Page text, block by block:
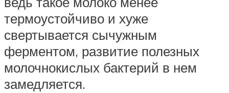
термоустойчиво и хуже
свертывается сычужным
ферментом, развитие полезных
молочнокислых бактерий в нем
замедляется.